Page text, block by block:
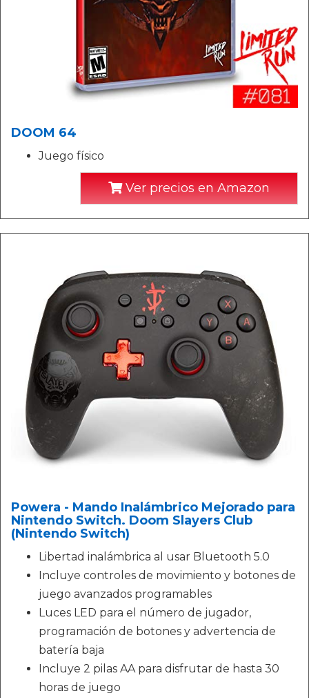
DOOM 64
Juego físico
Ver precios en Amazon
Powera - Mando Inalámbrico Mejorado para
Nintendo Switch. Doom Slayers Club
(Nintendo Switch)
Libertad inalámbrica al usar Bluetooth 5.0
Incluye controles de movimiento y botones de
juego avanzados programables
Luces LED para el número de jugador,
programación de botones y advertencia de
batería baja
Incluye 2 pilas AA para disfrutar de hasta 30
horas de juego